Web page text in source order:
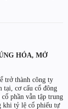
HÓA, MỞ
trở thành công ty
tại, cơ cấu cổ đông
phần vẫn tập trung
khi tỷ lệ cổ phiếu tự